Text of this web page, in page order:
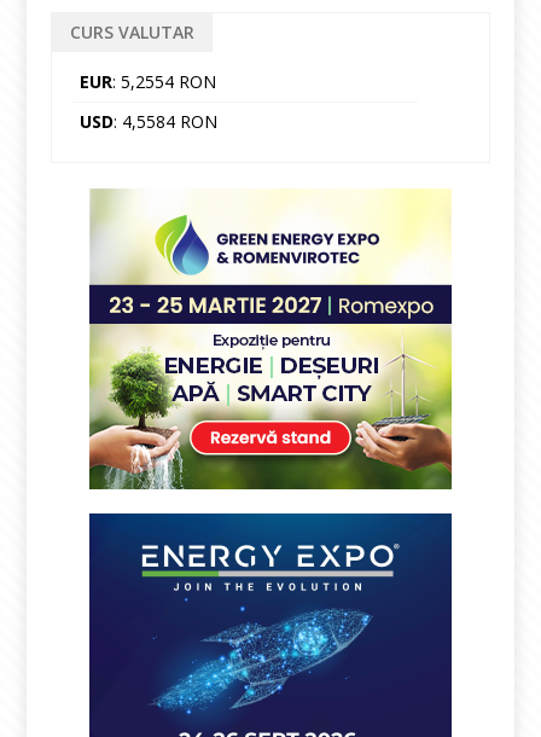
CURS VALUTAR
EUR: 5,2554 RON
USD: 4,5584 RON